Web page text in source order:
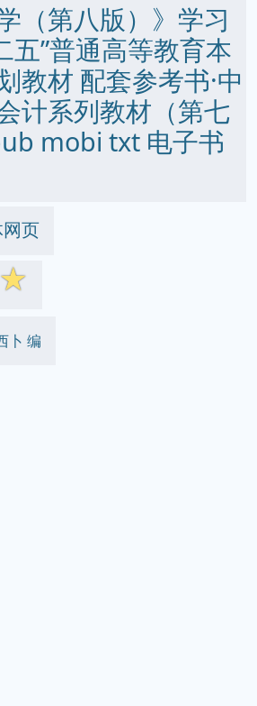
（第八版）》学习
五”普通高等教育本
教材 配套参考书·中
计系列教材（第七
mobi txt 电子书
页
☆
卜 编